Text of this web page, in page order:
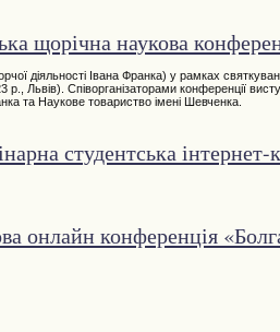
щорічна наукова
діяльності Івана Франка) у рамках
р., Львів). Співорганізаторами конференції
та Наукове товариство імені Шевченка.
студентська
онлайн конференція